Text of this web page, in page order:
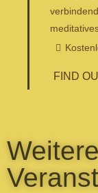
FIND
Weitere